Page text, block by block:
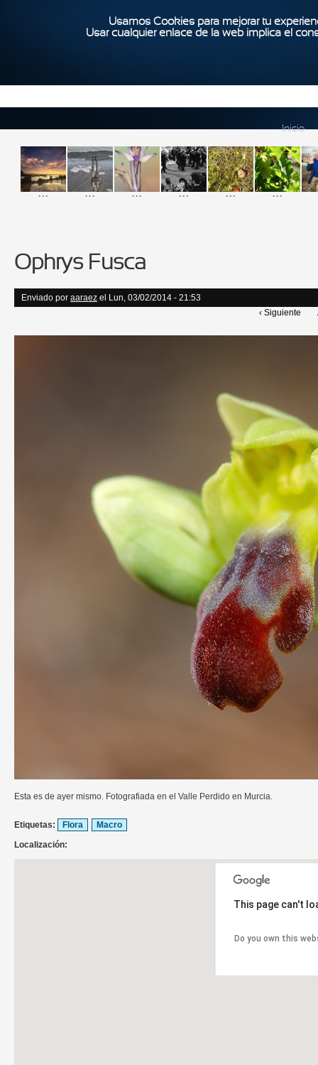
Usamos Cookies para mejorar tu
Usar cualquier enlace de la web implica el
Inicio
... ... ... ... ... ...
Ophrys Fusca
Enviado por aaraez el Lun, 03/02/2014 - 21:53
‹ Siguiente
Esta es de ayer mismo. Fotografiada en el Valle Perdido en Murcia.
Etiquetas: Flora
Macro
Localización:
This page can't
Do you own this